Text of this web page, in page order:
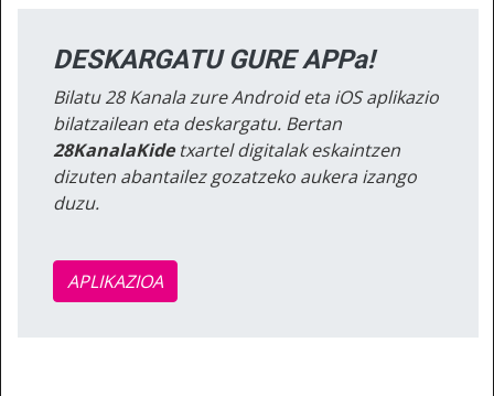
DESKARGATU GURE APPa!
Bilatu 28 Kanala zure Android eta iOS aplikazio
bilatzailean eta deskargatu. Bertan
28KanalaKidetxartel digitalak eskaintzen
dizuten abantailez gozatzeko aukera izango
duzu.
APLIKAZIOA